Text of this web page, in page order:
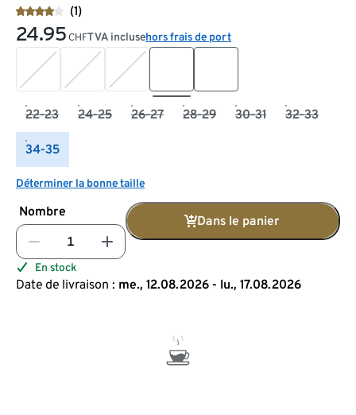
(1)
24.95 CHFTVA inclusehors frais de port
22-23 24-25 26-27 28-29 30-31 32-33
34-35
Déterminer la bonne taille
Nombre
Dans le panier
En stock
Date de livraison : me., 12.08.2026 - lu., 17.08.2026